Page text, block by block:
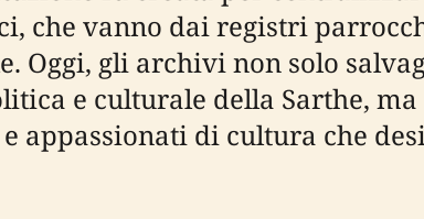
che vanno dai registri
Oggi, gli archivi non solo
e culturale della Sarthe,
appassionati di cultura che